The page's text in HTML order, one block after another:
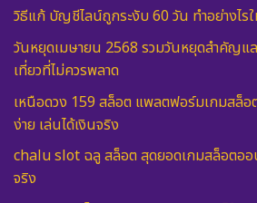
วิธีแก้ บัญชีไลน์ถูกระงับ 60 วัน ทำอย่างไร
วันหยุดเมษายน 2568 รวมวันหยุดสำคัญแ
เที่ยวที่ไม่ควรพลาด
เหนือดวง 159 สล็อต แพลตฟอร์มเกมสล็
ง่าย เล่นได้เงินจริง
chalu slot ฉลู สล็อต สุดยอดเกมสล็อตออ
จริง